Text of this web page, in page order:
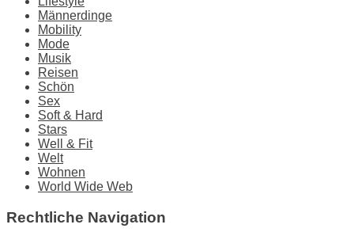
Männerdinge
Mobility
Mode
Musik
Reisen
Schön
Sex
Soft & Hard
Stars
Well & Fit
Welt
Wohnen
World Wide Web
Rechtliche Navigation